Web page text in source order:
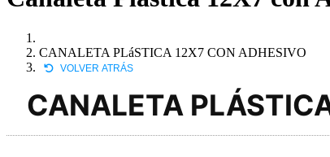
CANALETA PLáSTICA 12X7 CON ADHESIVO
VOLVER ATRÁS
CANALETA